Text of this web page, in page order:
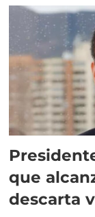
que
descarta